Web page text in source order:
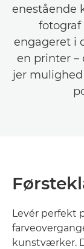
enestående
fotograf
engageret i
en printer –
jer
Levér perfekt
kunstværker.